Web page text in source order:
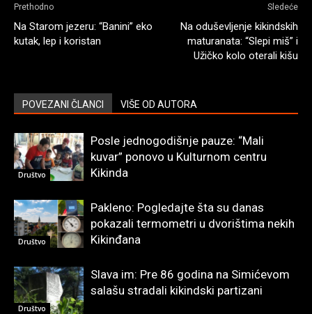
Prethodno
Na Starom jezeru: “Banini” eko
kutak, lep i koristan
Sledeće
Na oduševljenje kikindskih
maturanata: “Slepi miš” i
Užičko kolo oterali kišu
POVEZANI ČLANCI VIŠE OD AUTORA
Društvo
Posle jednogodišnje pauze: “Mali
kuvar” ponovo u Kulturnom centru
Kikinda
Društvo
Pakleno: Pogledajte šta su danas
pokazali termometri u dvorištima nekih
Kikinđana
Društvo
Slava im: Pre 86 godina na Simićevom
salašu stradali kikindski partizani